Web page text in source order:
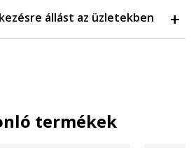
állást az üzletekben
termékek